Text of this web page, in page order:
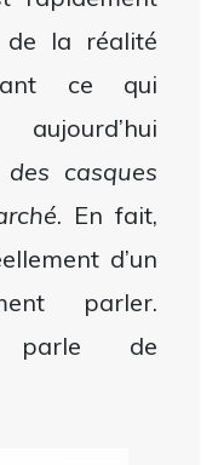
de la réalité
ce qui
des casques
. En fait,
d’un
parler.
parle de